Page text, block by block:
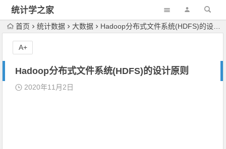
统计学之家
首页 统计数据 大数据 Hadoop分布式文件系统(HDFS)的设计原则
Hadoop分布式文件系统(HDFS)的设计原则
2020年11月2日
A+